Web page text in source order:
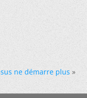
ne démarre plus »